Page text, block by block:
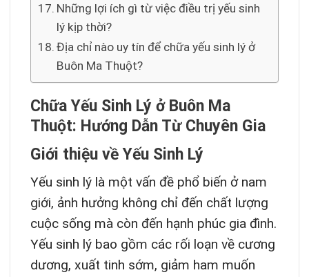
Những lợi ích gì từ việc điều trị yếu sinh
lý kịp thời?
Địa chỉ nào uy tín để chữa yếu sinh lý ở
Buôn Ma Thuột?
Chữa Yếu Sinh Lý ở Buôn Ma
Thuột: Hướng Dẫn Từ Chuyên Gia
Giới thiệu về Yếu Sinh Lý
Yếu sinh lý là một vấn đề phổ biến ở nam
giới, ảnh hưởng không chỉ đến chất lượng
cuộc sống mà còn đến hạnh phúc gia đình.
Yếu sinh lý bao gồm các rối loạn về cương
dương, xuất tinh sớm, giảm ham muốn